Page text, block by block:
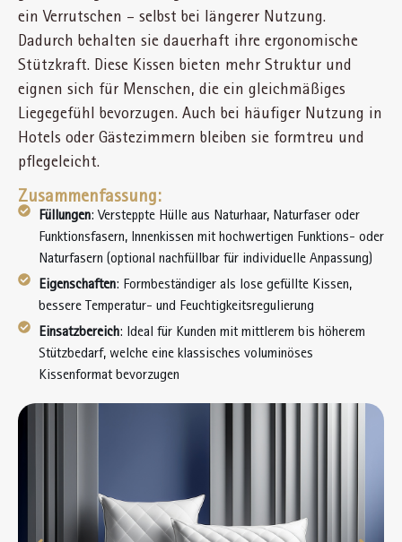
ein Verrutschen – selbst bei längerer Nutzung.
Dadurch behalten sie dauerhaft ihre ergonomische
Stützkraft. Diese Kissen bieten mehr Struktur und
eignen sich für Menschen, die ein gleichmäßiges
Liegegefühl bevorzugen. Auch bei häufiger Nutzung in
Hotels oder Gästezimmern bleiben sie formtreu und
pflegeleicht.
Zusammenfassung:
Füllungen: Versteppte Hülle aus Naturhaar, Naturfaser oder
Funktionsfasern, Innenkissen mit hochwertigen Funktions- oder
Naturfasern (optional nachfüllbar für individuelle Anpassung)
Eigenschaften: Formbeständiger als lose gefüllte Kissen,
bessere Temperatur- und Feuchtigkeitsregulierung
Einsatzbereich: Ideal für Kunden mit mittlerem bis höherem
Stützbedarf, welche eine klassisches voluminöses
Kissenformat bevorzugen